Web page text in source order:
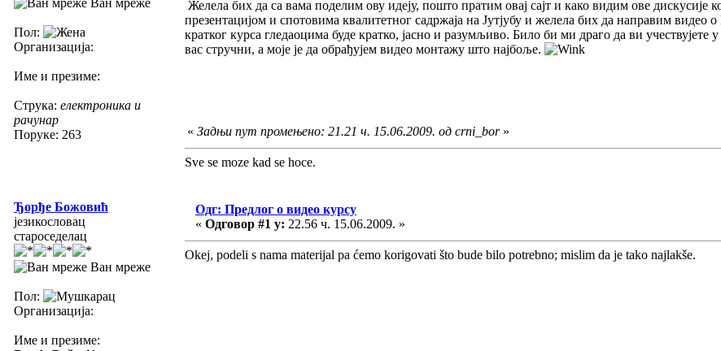
Пол:
Организација:
Име и презиме:
Струка: електроника и
рачунар
Поруке: 263
Желела бих да са вама поделим ову идеју, пошто пратим овај сајт и како видим ове дискусије
презентацијом и спотовима квалитетног садржаја на Јутјубу и желела бих да направим
кратког курса гледаоцима буде кратко, јасно и разумљиво. Било би ми драго да ви учествујете
вас стручни, а моје је да обрађујем видео монтажу што најбоље.
« Задњи пут промењено: 21.21 ч. 15.06.2009. од crni_bor»
Sve se moze kad se hoce.
Ђорђе Божовић
језикословац
староседелац
Ван мреже
Пол:
Организација:
Име и презиме:
Одг: Предлог о видео курсу
« Одговор #1 у: 22.56 ч. 15.06.2009. »
Okej, podeli s nama materijal pa ćemo korigovati što bude bilo potrebno; mislim da je tako najlakše.